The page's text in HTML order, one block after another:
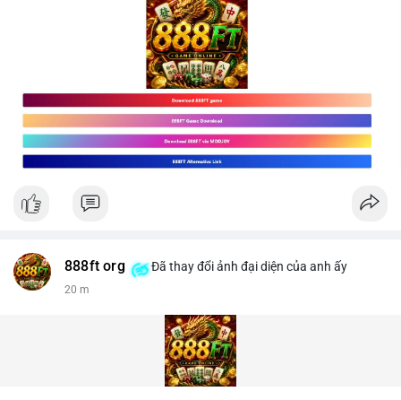
888ft org Đã thay đổi ảnh đại diện của anh ấy
20 m